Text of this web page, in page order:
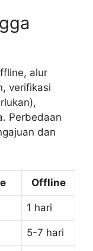
alur
verifikasi
Perbedaan
dan
Offline
1 hari
5-7 hari